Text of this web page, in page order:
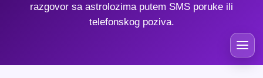
razgovor sa astrolozima putem SMS poruke ili
telefonskog poziva.